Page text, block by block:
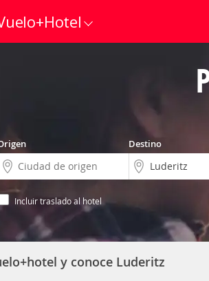
Destino
Incluir traslado al hotel
y conoce Luderitz